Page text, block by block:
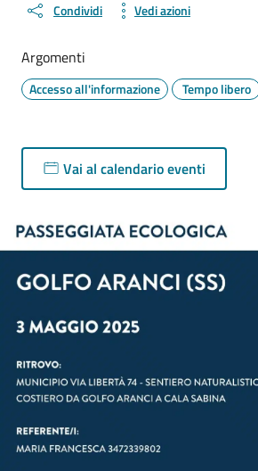
Condividi Vedi azioni
Argomenti
Accesso all'informazione Tempo libero
Vai al calendario eventi